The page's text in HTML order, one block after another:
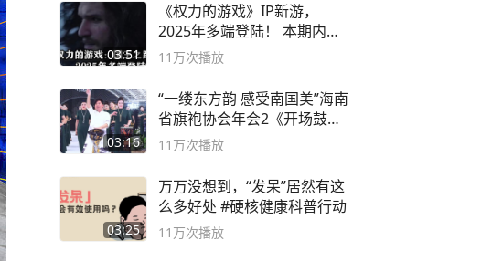
03:51
《权力的游戏》IP新游，
2025年多端登陆！ 本期内容
概要
11万次播放
03:16
“一缕东方韵 感受南国美”海南
省旗袍协会年会2《开场鼓》
二团
11万次播放
03:25
万万没想到，“发呆”居然有这
么多好处 #硬核健康科普行动
11万次播放